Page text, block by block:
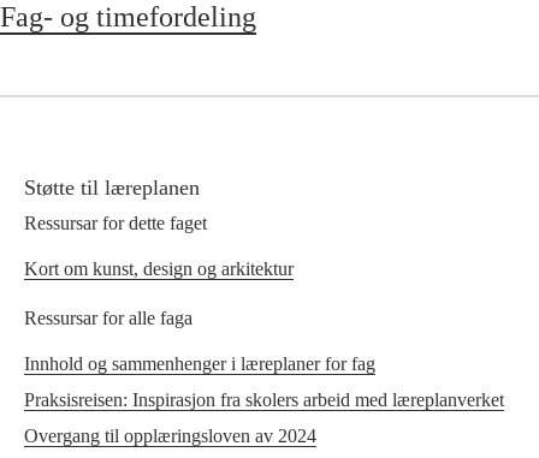
Fag- og timefordeling
Støtte til læreplanen
Ressursar for dette faget
Kort om kunst, design og arkitektur
Ressursar for alle faga
Innhold og sammenhenger i læreplaner for fag
Praksisreisen: Inspirasjon fra skolers arbeid med læreplanverket
Overgang til opplæringsloven av 2024